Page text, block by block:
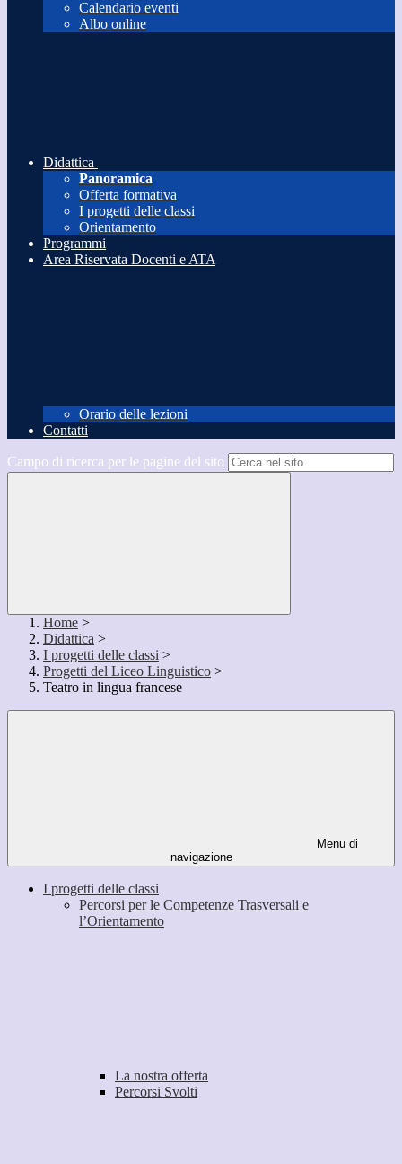
Calendario eventi
Albo online
Didattica
Panoramica
Offerta formativa
I progetti delle classi
Orientamento
Programmi
Area Riservata Docenti e ATA
Orario delle lezioni
Contatti
Campo di ricerca per le pagine del sito
Home >
Didattica >
I progetti delle classi >
Progetti del Liceo Linguistico >
Teatro in lingua francese
Menu di
navigazione
I progetti delle classi
Percorsi per le Competenze Trasversali e
l’Orientamento
La nostra offerta
Percorsi Svolti